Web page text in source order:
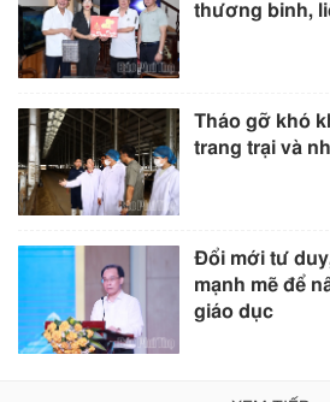
thương binh,
Tháo gỡ khó
trang trại và
Đổi mới tư
mạnh mẽ để
giáo dục